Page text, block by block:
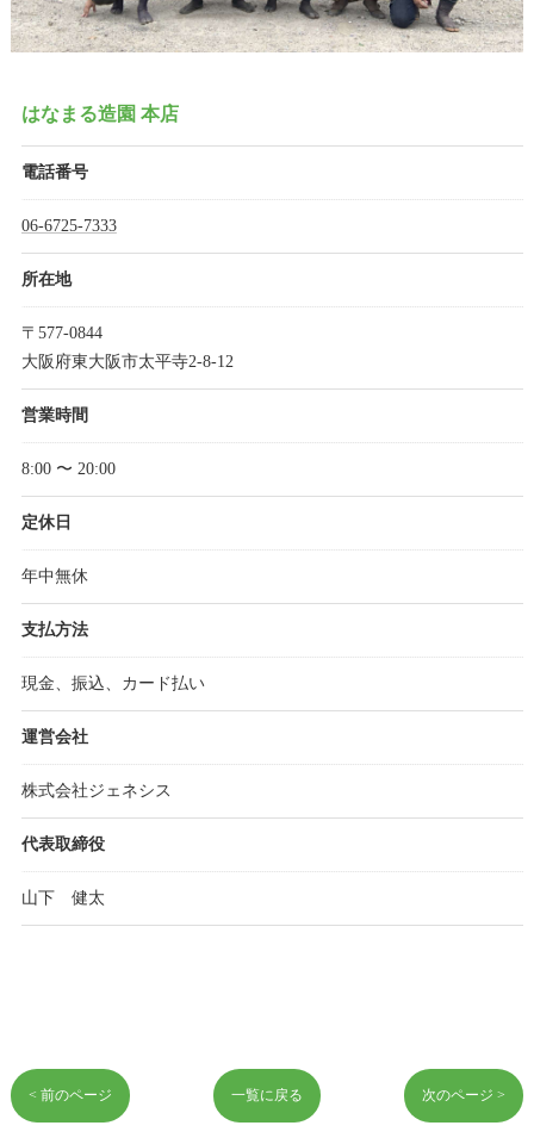
はなまる造園 本店
電話番号
06-6725-7333
所在地
〒577-0844
大阪府東大阪市太平寺2-8-12
営業時間
8:00 〜 20:00
定休日
年中無休
支払方法
現金、振込、カード払い
運営会社
株式会社ジェネシス
代表取締役
山下 健太
< 前のページ 一覧に戻る 次のページ >